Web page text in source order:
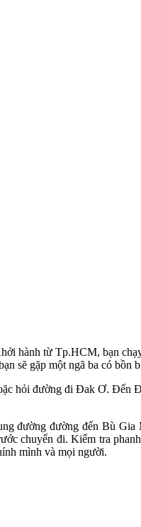
hành từ Tp.HCM, bạn
sẽ gặp một ngã ba có bồn
hỏi đường đi Đak Ơ. Đến
đường đường đến Bù
chuyến đi. Kiểm tra
mình và mọi người.